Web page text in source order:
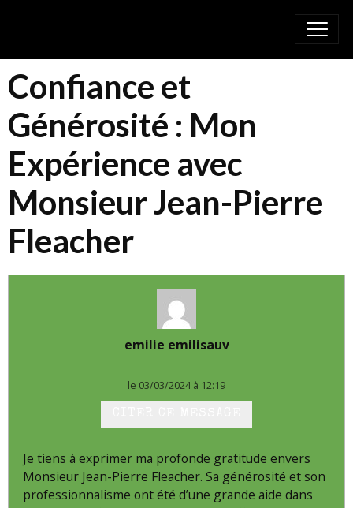
Confiance et
Générosité : Mon
Expérience avec
Monsieur Jean-Pierre
Fleacher
emilie emilisauv
le 03/03/2024 à 12:19
Je tiens à exprimer ma profonde gratitude envers
Monsieur Jean-Pierre Fleacher. Sa générosité et son
professionnalisme ont été d’une grande aide dans